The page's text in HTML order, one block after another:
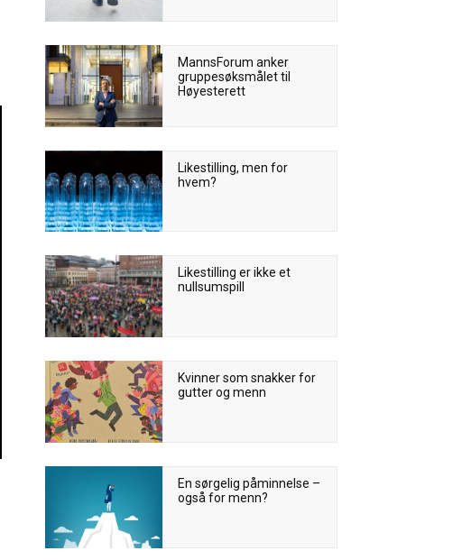
MannsForum anker
gruppesøksmålet til
Høyesterett
Likestilling, men for
hvem?
Likestilling er ikke et
nullsumspill
Kvinner som snakker for
gutter og menn
En sørgelig påminnelse –
også for menn?